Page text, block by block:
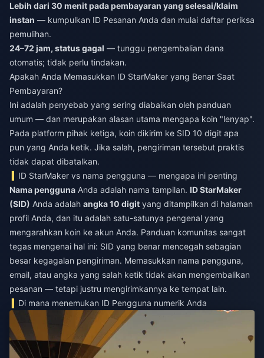
Lebih dari 30 menit pada pembayaran yang selesai/klaim
instan — kumpulkan ID Pesanan Anda dan mulai daftar periksa
pemulihan.
24–72 jam, status gagal — tunggu pengembalian dana
otomatis; tidak perlu tindakan.
Apakah Anda Memasukkan ID StarMaker yang Benar Saat
Pembayaran?
Ini adalah penyebab yang sering diabaikan oleh panduan
umum — dan merupakan alasan utama mengapa koin "lenyap".
Pada platform pihak ketiga, koin dikirim ke SID 10 digit apa
pun yang Anda ketik. Jika salah, pengiriman tersebut praktis
tidak dapat dibatalkan.
ID StarMaker vs nama pengguna — mengapa ini penting
Nama pengguna Anda adalah nama tampilan. ID StarMaker
(SID) Anda adalah angka 10 digit yang ditampilkan di halaman
profil Anda, dan itu adalah satu-satunya pengenal yang
mengarahkan koin ke akun Anda. Panduan komunitas sangat
tegas mengenai hal ini: SID yang benar mencegah sebagian
besar kegagalan pengiriman. Memasukkan nama pengguna,
email, atau angka yang salah ketik tidak akan mengembalikan
pesanan — tetapi justru mengirimkannya ke tempat lain.
Di mana menemukan ID Pengguna numerik Anda